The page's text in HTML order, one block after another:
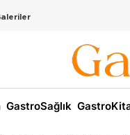
GastroSağlık